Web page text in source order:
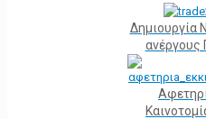
Δημιουργία
ανέργους